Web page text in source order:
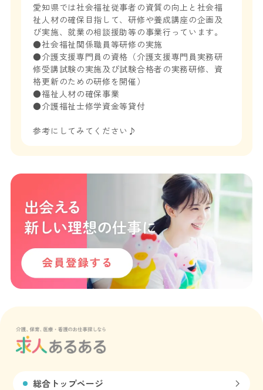
愛知県では社会福祉従事者の資質の向上と社会福
祉人材の確保目指して、研修や養成講座の企画及
び実施、就業の相談援助等の事業行っています。
●社会福祉関係職員等研修の実施
●介護支援専門員の資格（介護支援専門員実務研
修受講試験の実施及び試験合格者の実務研修、資
格更新のための研修を開催）
●福祉人材の確保事業
●介護福祉士修学資金等貸付
参考にしてみてください♪
総合トップページ